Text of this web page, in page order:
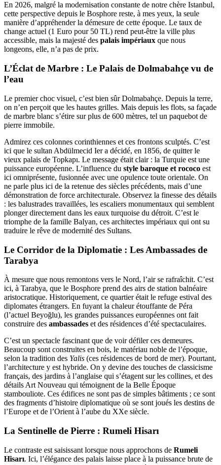
En 2026, malgré la modernisation constante de notre chère Istanbul,
cette perspective depuis le Bosphore reste, à mes yeux, la seule
manière d’appréhender la démesure de cette époque. Le taux de
change actuel (1 Euro pour 50 TL) rend peut-être la ville plus
accessible, mais la majesté des palais impériaux que nous
longeons, elle, n’a pas de prix.
L’Éclat de Marbre : Le Palais de Dolmabahçe vu de
l’eau
Le premier choc visuel, c’est bien sûr Dolmabahçe. Depuis la terre,
on n’en perçoit que les hautes grilles. Mais depuis les flots, sa façade
de marbre blanc s’étire sur plus de 600 mètres, tel un paquebot de
pierre immobile.
Admirez ces colonnes corinthiennes et ces frontons sculptés. C’est
ici que le sultan Abdülmecid Ier a décidé, en 1856, de quitter le
vieux palais de Topkapı. Le message était clair : la Turquie est une
puissance européenne. L’influence du style baroque et rococo est
ici omniprésente, fusionnée avec une opulence toute orientale. On
ne parle plus ici de la retenue des siècles précédents, mais d’une
démonstration de force architecturale. Observez la finesse des détails
: les balustrades travaillées, les escaliers monumentaux qui semblent
plonger directement dans les eaux turquoise du détroit. C’est le
triomphe de la famille Balyan, ces architectes impériaux qui ont su
traduire le rêve de modernité des Sultans.
Le Corridor de la Diplomatie : Les Ambassades de
Tarabya
À mesure que nous remontons vers le Nord, l’air se rafraîchit. C’est
ici, à Tarabya, que le Bosphore prend des airs de station balnéaire
aristocratique. Historiquement, ce quartier était le refuge estival des
diplomates étrangers. En fuyant la chaleur étouffante de Péra
(l’actuel Beyoğlu), les grandes puissances européennes ont fait
construire des ambassades et des résidences d’été spectaculaires.
C’est un spectacle fascinant que de voir défiler ces demeures.
Beaucoup sont construites en bois, le matériau noble de l’époque,
selon la tradition des Yalis (ces résidences de bord de mer). Pourtant,
l’architecture y est hybride. On y devine des touches de classicisme
français, des jardins à l’anglaise qui s’étagent sur les collines, et des
détails Art Nouveau qui témoignent de la Belle Époque
stambouliote. Ces édifices ne sont pas de simples bâtiments ; ce sont
des fragments d’histoire diplomatique où se sont joués les destins de
l’Europe et de l’Orient à l’aube du XXe siècle.
La Sentinelle de Pierre : Rumeli Hisarı
Le contraste est saisissant lorsque nous approchons de Rumeli
Hisarı. Ici, l’élégance des palais laisse place à la puissance brute de